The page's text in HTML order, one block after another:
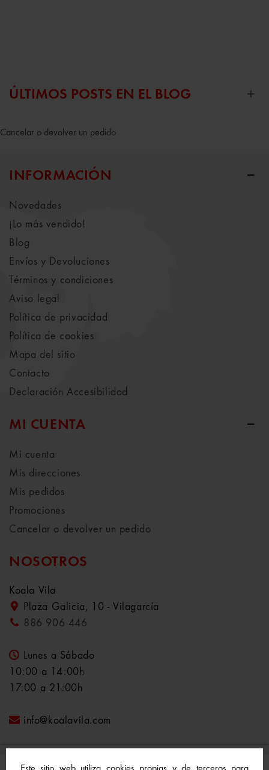
ÚLTIMOS POSTS EN EL BLOG
Cancelar o devolver un pedido
INFORMACIÓN
Novedades
¡Lo más vendido!
Blog
Envíos y Devoluciones
Términos y condiciones
Aviso legal
Política de privacidad
Política de cookies
Mapa del sitio
Contacto
Declaración Accesibilidad
MI CUENTA
Mi cuenta
Mis direcciones
Mis pedidos
Promociones
Cancelar o devolver un pedido
NOSOTROS
Koala Vila
Plaza Galicia, 10 - Vilagarcía
886 906 446
Lunes a Sábado
10:00 a 14:00h
17:00 a 21:00h
info@koalavila.com